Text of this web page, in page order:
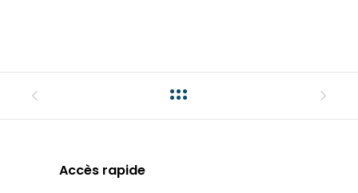
Accès rapide